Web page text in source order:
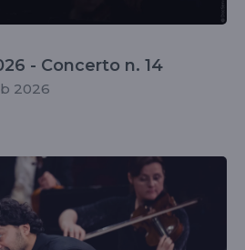
- Concerto n. 14
2026